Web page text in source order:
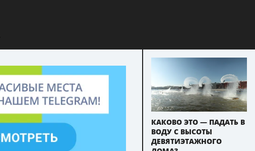
КАКОВО ЭТО — ПАДАТЬ В
ВОДУ С ВЫСОТЫ
ДЕВЯТИЭТАЖНОГО